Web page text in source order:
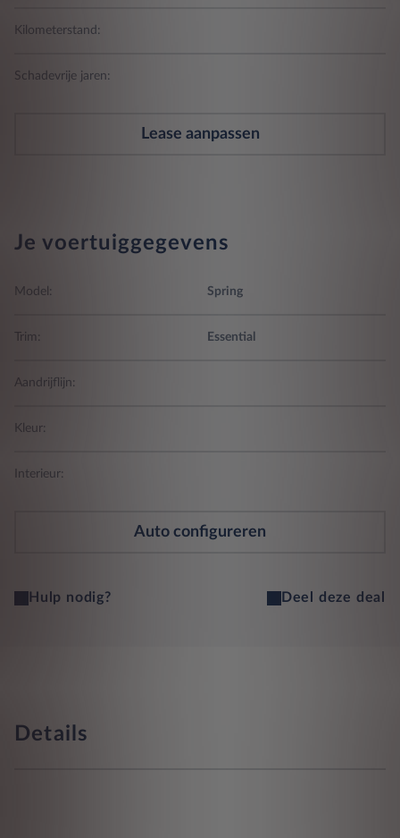
Kilometerstand:
Schadevrije jaren:
Lease aanpassen
Je voertuiggegevens
Model: Spring
Trim: Essential
Aandrijflijn:
Kleur:
Interieur:
Auto configureren
Hulp nodig? Deel deze deal
Details